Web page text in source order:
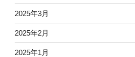
2025年3月
2025年2月
2025年1月